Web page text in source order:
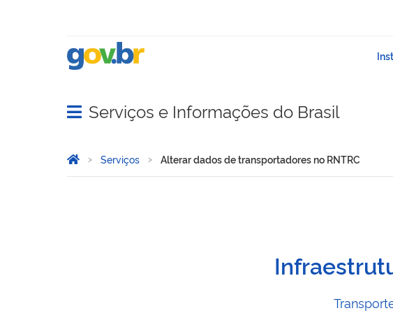
Abrir menu principal de navegação
Serviços e Informações do Brasil
Você está aqui:
Página Inicial
Serviços Alterar dados de transportadores no RNTRC